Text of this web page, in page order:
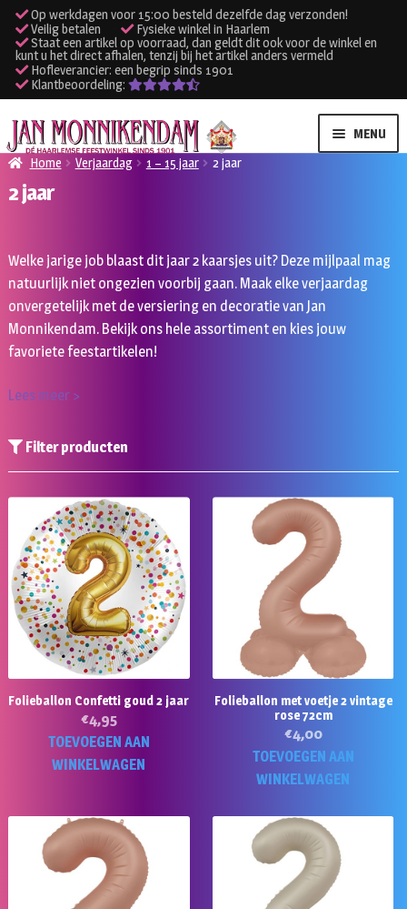
Op werkdagen voor 15:00 besteld dezelfde dag verzonden!
Veilig betalen
Fysieke winkel in Haarlem
Staat een artikel op voorraad, dan geldt dit ook voor de winkel en
kunt u het direct afhalen, tenzij bij het artikel anders vermeld
Hofleverancier: een begrip sinds 1901
Klantbeoordeling:
Ga
door
naar
navigatie
Ga
naar
de
inhoud
MENU
Verhuur kleding
Onze winkel
Klantenservice
Inloggen
Home Verjaardag 1 – 15 jaar 2 jaar
2 jaar
Welke jarige job blaast dit jaar 2 kaarsjes uit? Deze mijlpaal mag
natuurlijk niet ongezien voorbij gaan. Maak elke verjaardag
onvergetelijk met de versiering en decoratie van Jan
Monnikendam. Bekijk ons hele assortiment en kies jouw
favoriete feestartikelen!
Lees meer >
Filter producten
Folieballon Confetti goud 2 jaar
€4,95
TOEVOEGEN AAN
WINKELWAGEN
Folieballon met voetje 2 vintage
rose 72cm
€4,00
TOEVOEGEN AAN
WINKELWAGEN